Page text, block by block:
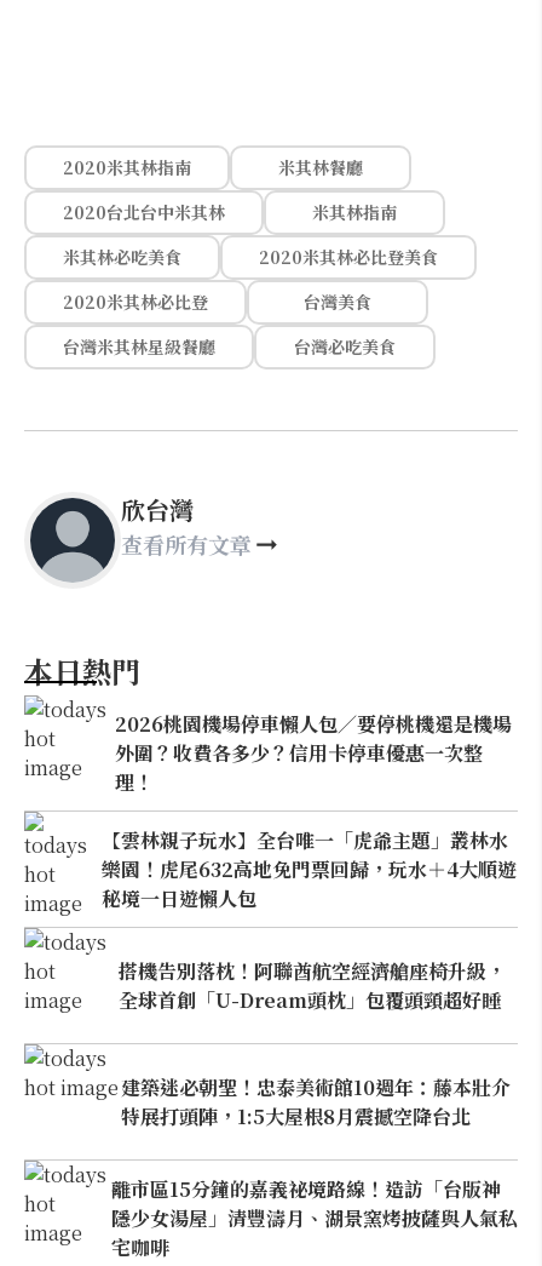
2020米其林指南
米其林餐廳
2020台北台中米其林
米其林指南
米其林必吃美食
2020米其林必比登美食
2020米其林必比登
台灣美食
台灣米其林星級餐廳
台灣必吃美食
欣台灣
查看所有文章
本日熱門
2026桃園機場停車懶人包／要停桃機還是機場
外圍？收費各多少？信用卡停車優惠一次整
理！
【雲林親子玩水】全台唯一「虎爺主題」叢林水
樂園！虎尾632高地免門票回歸，玩水＋4大順遊
秘境一日遊懶人包
搭機告別落枕！阿聯酋航空經濟艙座椅升級，
全球首創「U-Dream頭枕」包覆頭頸超好睡
建築迷必朝聖！忠泰美術館10週年：藤本壯介
特展打頭陣，1:5大屋根8月震撼空降台北
離市區15分鐘的嘉義祕境路線！造訪「台版神
隱少女湯屋」清豐濤月、湖景窯烤披薩與人氣私
宅咖啡